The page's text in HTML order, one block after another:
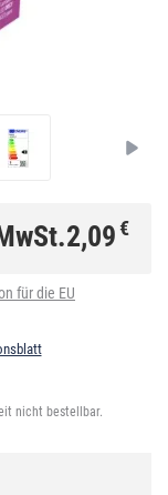
2,09€
für die EU
nicht bestellbar.